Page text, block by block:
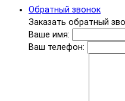
Обратный звонок
Заказать обратный
Ваше имя:
Ваш телефон: